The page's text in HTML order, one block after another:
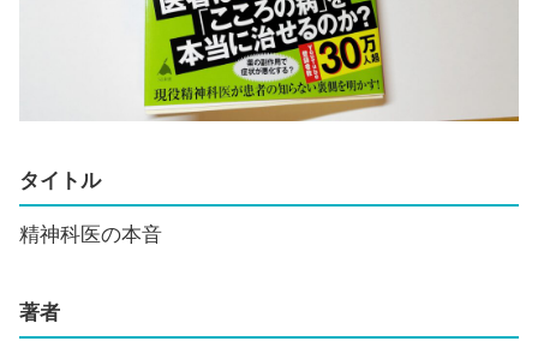
タイトル
精神科医の本音
著者